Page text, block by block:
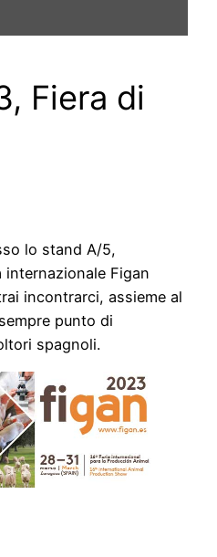
Fiera di
lo stand A/5,
Figan
incontrarci, assieme al
punto di
spagnoli.